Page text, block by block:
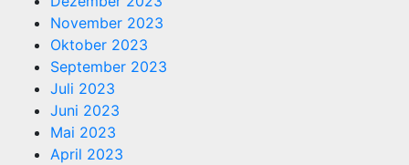
November 2023
Oktober 2023
September 2023
Juli 2023
Juni 2023
Mai 2023
April 2023